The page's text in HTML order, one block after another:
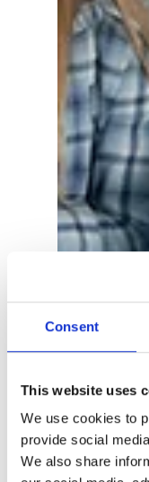
Consent
This website uses
We use cookies to
provide social
We also share